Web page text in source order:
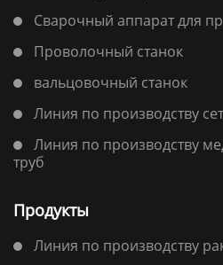
Сварочный аппарат для
Проволочный станок
вальцовочный станок
Линия по производству
Линия по производству
труб
Продукты
Линия по производству